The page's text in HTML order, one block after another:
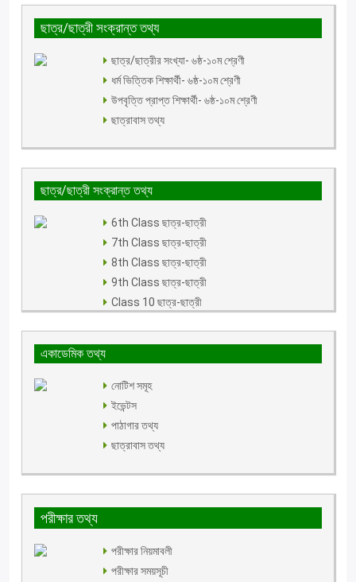
ছাত্র/ছাত্রী সংক্রান্ত তথ্য
ছাত্র/ছাত্রীর সংখ্যা- ৬ষ্ঠ-১০ম শ্রেণী
ধর্ম ভিত্তিক শিক্ষার্থী- ৬ষ্ঠ-১০ম শ্রেণী
উপবৃত্তি প্রাপ্ত শিক্ষার্থী- ৬ষ্ঠ-১০ম শ্রেণী
ছাত্রাবাস তথ্য
ছাত্র/ছাত্রী সংক্রান্ত তথ্য
6th Class ছাত্র-ছাত্রী
7th Class ছাত্র-ছাত্রী
8th Class ছাত্র-ছাত্রী
9th Class ছাত্র-ছাত্রী
Class 10 ছাত্র-ছাত্রী
একাডেমিক তথ্য
নোটিশ সমূহ
ইভেন্টস
পাঠাগার তথ্য
ছাত্রাবাস তথ্য
পরীক্ষার তথ্য
পরীক্ষার নিয়মাবলী
পরীক্ষার সময়সূচী